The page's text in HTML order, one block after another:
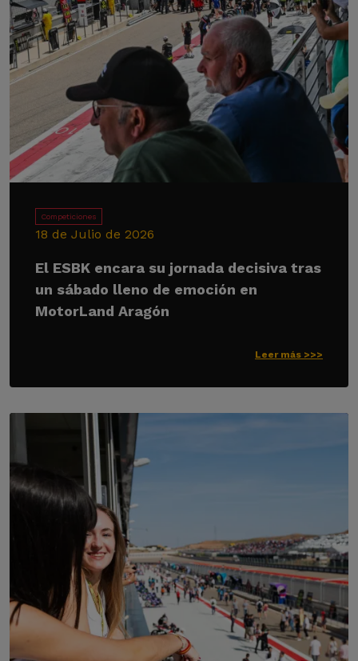
Competiciones
18 de Julio de 2026
El ESBK encara su jornada decisiva tras
un sábado lleno de emoción en
MotorLand Aragón
Leer más >>>